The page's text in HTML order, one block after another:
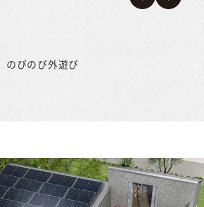
のびのび外遊び